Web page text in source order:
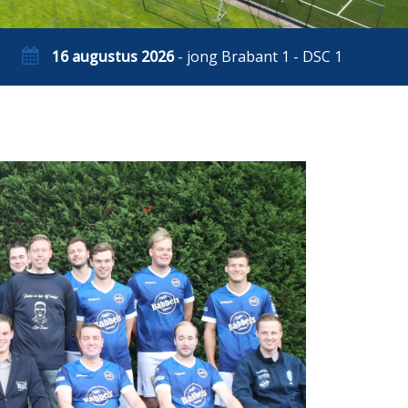
16 augustus 2026- jong Brabant 1 - DSC 1